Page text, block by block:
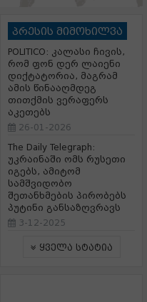
პრესის მიმოხილვა
POLITICO: კალასი ჩივის,
რომ ფონ დერ ლაიენი
დიქტატორია, მაგრამ
ამის წინააღმდეგ
თითქმის ვერაფერს
აკეთებს
26-01-2026
The Daily Telegraph:
უკრაინაში ომს რუსეთი
იგებს, ამიტომ
სამშვიდობო
შეთანხმების პირობებს
პუტინი განსაზღვრავს
3-12-2025
ყველა სტატია